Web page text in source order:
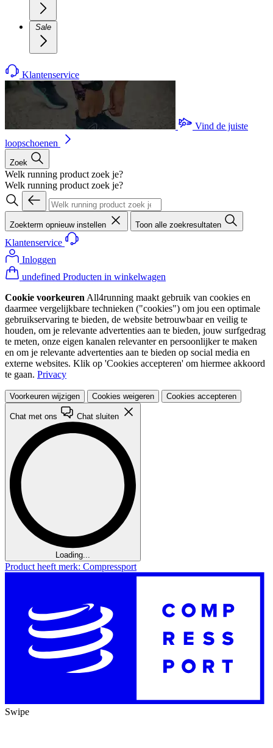
Sale
Klantenservice
Vind de juiste
loopschoenen
Zoek
Welk running product zoek je?
Welk running product zoek je?
Zoekterm opnieuw instellen Toon alle zoekresultaten
Klantenservice
Inloggen
undefined Producten in winkelwagen
Cookie voorkeuren All4running maakt gebruik van cookies en
daarmee vergelijkbare technieken ("cookies") om jou een optimale
gebruikservaring te bieden, de website betrouwbaar en veilig te
houden, om je relevante advertenties aan te bieden, jouw surfgedrag
te meten, onze eigen kanalen relevanter en persoonlijker te maken
en om je relevante advertenties aan te bieden op social media en
externe websites. Klik op 'Cookies accepteren' om hiermee akkoord
te gaan. Privacy
Voorkeuren wijzigen Cookies weigeren Cookies accepteren
Chat met ons Chat sluiten
Loading...
Product heeft merk: Compressport
Swipe